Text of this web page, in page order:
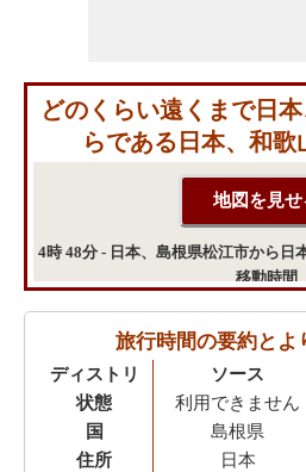
どのくらい遠くまで日
らである日本、和歌
4時 48分 - 日本、島根県松江市から日
移動時間
旅行時間の要約とよ
ディストリ
状態
国
住所
ソース
利用できません
島根県
日本